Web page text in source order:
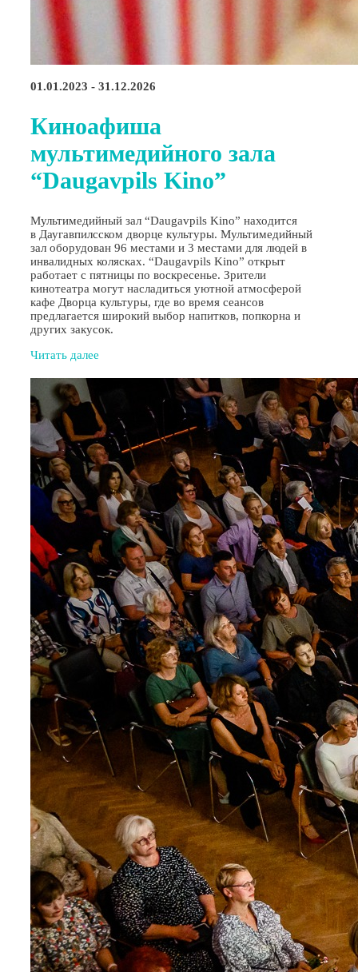
01.01.2023 - 31.12.2026
Киноафиша
мультимедийного зала
“Daugavpils Kino”
Мультимедийный зал “Daugavpils Kino” находится
в Даугавпилсском дворце культуры. Мультимедийный
зал оборудован 96 местами и 3 местами для людей в
инвалидных колясках. “Daugavpils Kino” открыт
работает с пятницы по воскресенье. Зрители
кинотеатра могут насладиться уютной атмосферой
кафе Дворца культуры, где во время сеансов
предлагается широкий выбор напитков, попкорна и
других закусок.
Читать далее